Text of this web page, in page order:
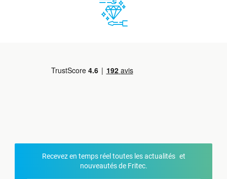
Recevez en temps réel toutes les actualités et
nouveautés de Fritec.